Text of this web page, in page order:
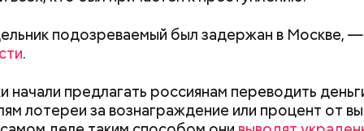
подозреваемый был задержан в Москве,
.
начали предлагать россиянам переводить
лотереи за вознаграждение или процент от
Параллельно с этим в Махачкале
Въезд и выезд в город перекрыты. Помимо
патрулируют улицы, железнодорожный вокзал
Как получить до 100 тысяч
рублей от государства при
Как узнать,
реновации в